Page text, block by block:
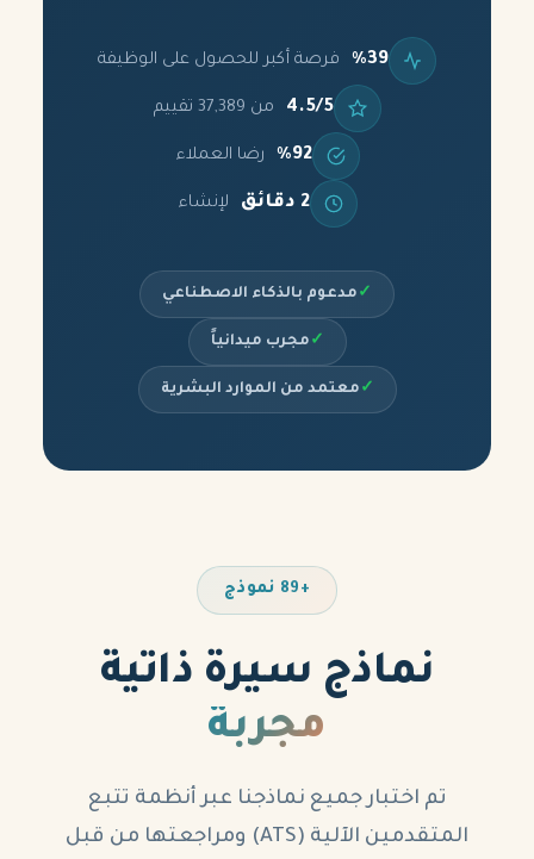
%39 فرصة أكبر للحصول على الوظيفة
4.5/5 من 37,389 تقييم
%92 رضا العملاء
2 دقائق لإنشاء
✓ مدعوم بالذكاء الاصطناعي
✓ مجرب ميدانياً
✓ معتمد من الموارد البشرية
+89 نموذج
نماذج سيرة ذاتية
مجربة
تم اختبار جميع نماذجنا عبر أنظمة تتبع
المتقدمين الآلية (ATS) ومراجعتها من قبل